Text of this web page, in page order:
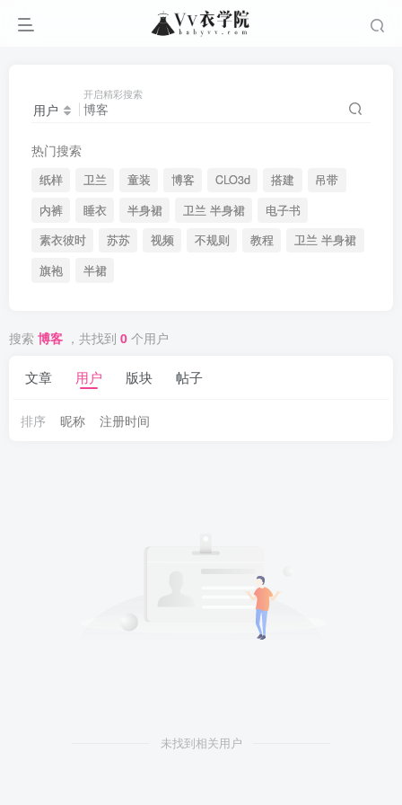
用户
开启精彩搜索
热门搜索
纸样 卫兰 童装 博客 CLO3d 搭建
吊带
内裤
睡衣 半身裙 卫兰 半身裙
电子书
素衣彼时
苏苏 视频 不规则 教程
卫兰 半身裙
旗袍
半裙
搜索 博客 ，共找到 0 个用户
文章 用户 版块 帖子
排序 昵称 注册时间
未找到相关用户